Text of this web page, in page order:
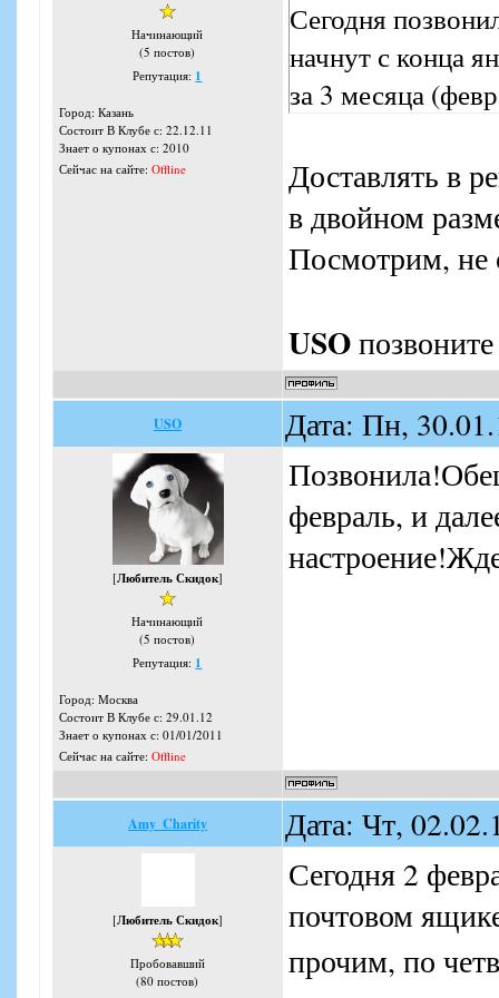
Начинающий
(5 постов)
Репутация: 1
Город: Казань
Состоит В Клубе с: 22.12.11
Знает о купонах с: 2010
Сейчас на сайте: Offline
Сегодня
начнут с конца
за 3 месяца
Доставлять в
в двойном
Посмотрим, не
USO
USO Дата: Пн,
[Любитель Скидок]
Начинающий
(5 постов)
Репутация: 1
Город: Москва
Состоит В Клубе с: 29.01.12
Знает о купонах с: 01/01/2011
Сейчас на сайте: Offline
февраль, и
Amy_Charity Дата: Чт,
[Любитель Скидок]
Пробовавший
(80 постов)
Сегодня 2
почтовом
прочим, по